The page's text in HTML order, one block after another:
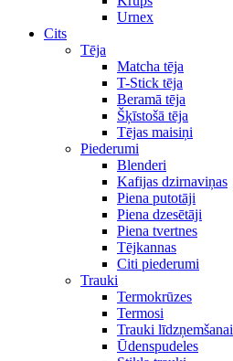
Urnex
Cits
Tēja
Matcha tēja
T-Stick tēja
Beramā tēja
Šķīstošā tēja
Tējas maisiņi
Piederumi
Blenderi
Kafijas dzirnaviņas
Piena putotāji
Piena dzesētāji
Piena tvertnes
Tējkannas
Citi piederumi
Trauki
Termokrūzes
Termosi
Trauki līdzņemšanai
Ūdenspudeles